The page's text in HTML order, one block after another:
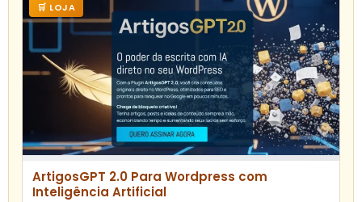
🛒 LOJA
ArtigosGPT 2.0 Para Wordpress com
Inteligência Artificial